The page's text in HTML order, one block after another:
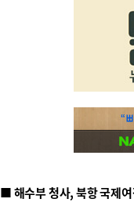
■ 해수부 청사, 북항 국제